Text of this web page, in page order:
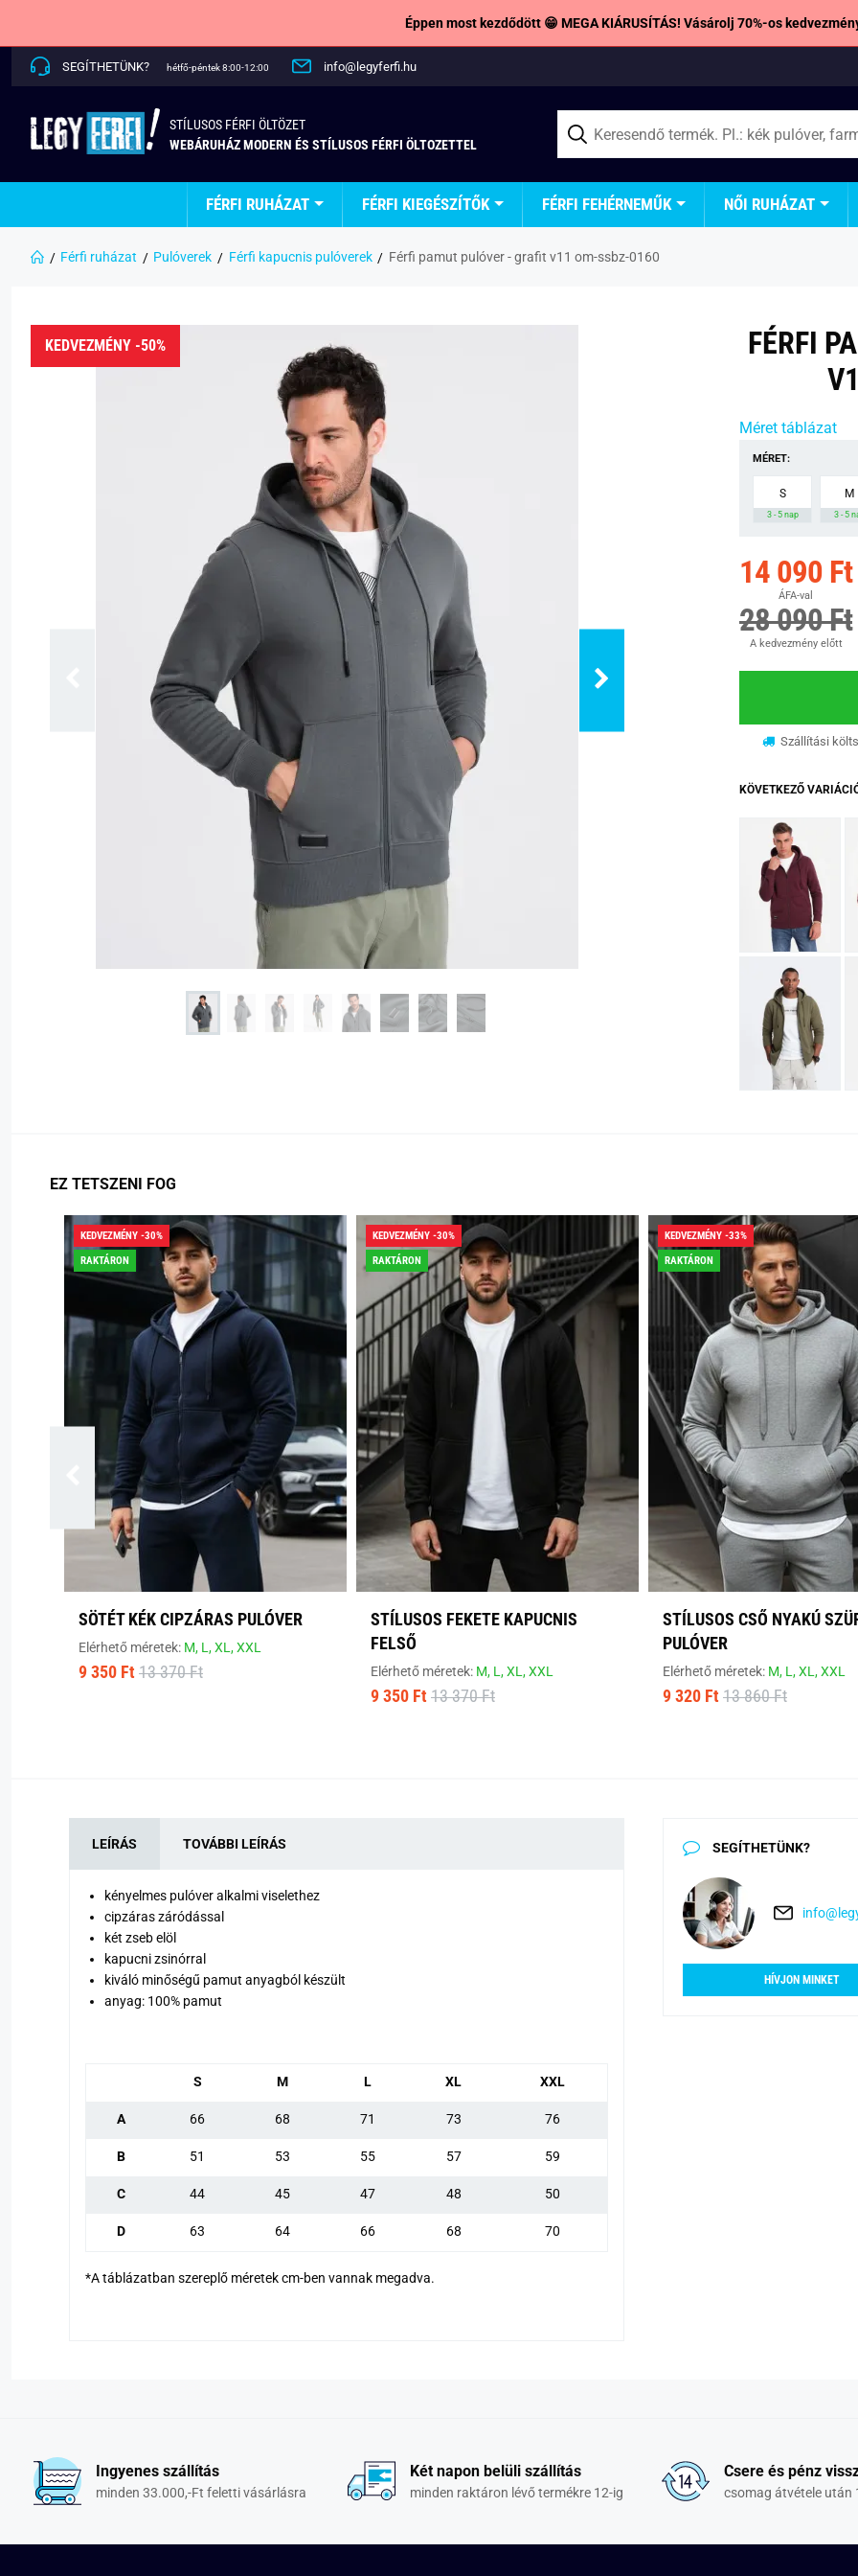
Éppen most kezdődött 😁 MEGA KIÁRUSÍTÁS! Vásárolj 70%-os
SEGÍTHETÜNK? hétfő-péntek 8:00-12:00 info@legyferfi.hu
STÍLUSOS FÉRFI ÖLTÖZET
WEBÁRUHÁZ MODERN ÉS STÍLUSOS FÉRFI ÖLTOZETTEL
FÉRFI RUHÁZAT FÉRFI KIEGÉSZÍTŐK FÉRFI FEHÉRNEMŰK NŐI RUHÁZAT
Férfi ruházat Pulóverek Férfi kapucnis pulóverek Férfi pamut pulóver - grafit v11 om-ssbz-0160
KEDVEZMÉNY -50%
FÉRFI
Méret táblázat
MÉRET:
S
3 - 5 nap
M
3 - 5
14 090 Ft
ÁFA-val
28 090 Ft
A kedvezmény előtt
Szállítási
KÖVETKEZŐ
EZ TETSZENI FOG
KEDVEZMÉNY -30%
RAKTÁRON
SÖTÉT KÉK CIPZÁRAS PULÓVER
Elérhető méretek: M, L,XL,XXL
9 350 Ft 13 370 Ft
KEDVEZMÉNY -30%
RAKTÁRON
STÍLUSOS FEKETE KAPUCNIS
FELSŐ
Elérhető méretek: M, L,XL,XXL
9 350 Ft 13 370 Ft
KEDVEZMÉNY -33%
RAKTÁRON
STÍLUSOS CSŐ NYAKÚ
PULÓVER
Elérhető méretek: M, L,XL,XXL
9 320 Ft 13 860 Ft
LEÍRÁS TOVÁBBI LEÍRÁS
kényelmes pulóver alkalmi viselethez
cipzáras záródással
két zseb elöl
kapucni zsinórral
kiváló minőségű pamut anyagból készült
anyag: 100% pamut
S M L XL XXL
A 66 68 71 73 76
B 51 53 55 57 59
C 44 45 47 48 50
D 63 64 66 68 70
*A táblázatban szereplő méretek cm-ben vannak megadva.
SEGÍTHETÜNK?
HÍVJON MINKET
Ingyenes szállítás
minden 33.000,-Ft feletti vásárlásra
Két napon belüli szállítás
minden raktáron lévő termékre 12-ig
Csere és pénz
csomag átvétele után